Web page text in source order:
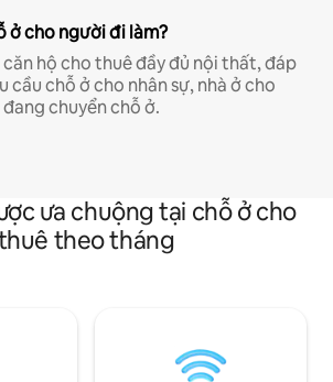
ở cho người đi làm?
hộ cho thuê đầy đủ nội thất, đáp
cầu chỗ ở cho nhân sự, nhà ở cho
chuyển chỗ ở.
ưa chuộng tại chỗ ở cho
theo tháng